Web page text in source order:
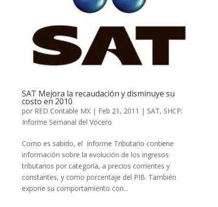
SAT Mejora la recaudación y disminuye su
costo en 2010
por RED Contable MX| Feb 21, 2011 | SAT, SHCP:
Informe Semanal del Vocero
Como es sabido, el Informe Tributario contiene
información sobre la evolución de los ingresos
tributarios por categoría, a precios corrientes y
constantes, y como porcentaje del PIB. También
expone su comportamiento con...